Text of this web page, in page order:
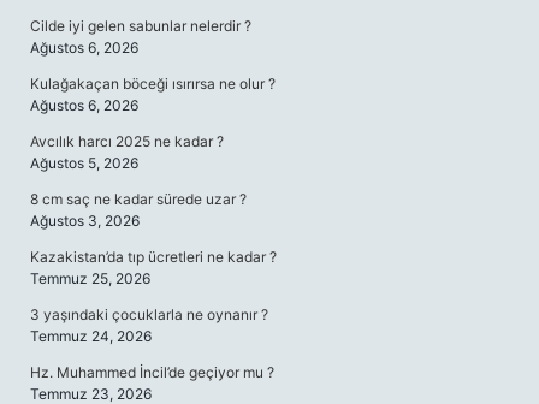
Cilde iyi gelen sabunlar nelerdir ?
Ağustos 6, 2026
Kulağakaçan böceği ısırırsa ne olur ?
Ağustos 6, 2026
Avcılık harcı 2025 ne kadar ?
Ağustos 5, 2026
8 cm saç ne kadar sürede uzar ?
Ağustos 3, 2026
Kazakistan’da tıp ücretleri ne kadar ?
Temmuz 25, 2026
3 yaşındaki çocuklarla ne oynanır ?
Temmuz 24, 2026
Hz. Muhammed İncil’de geçiyor mu ?
Temmuz 23, 2026